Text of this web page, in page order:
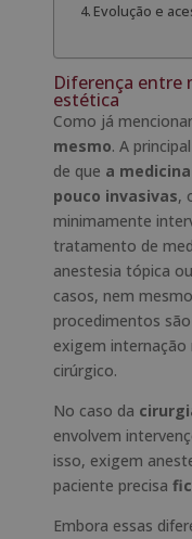
Evolução e
Diferença entre
estética
Como já
mesmo. A
de que a
pouco invasivas,
minimamente
tratamento de
anestesia tópica
casos, nem
procedimentos
exigem
cirúrgico.
No caso da
envolvem
isso, exigem
paciente precisa
Embora essas